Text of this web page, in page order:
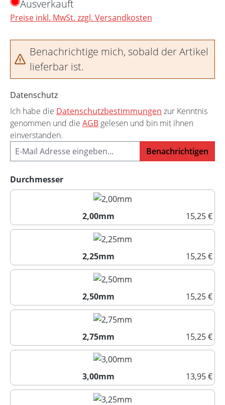
Ausverkauft
Preise inkl. MwSt. zzgl. Versandkosten
Benachrichtige mich, sobald der Artikel
lieferbar ist.
Datenschutz
Ich habe die Datenschutzbestimmungen zur Kenntnis
genommen und die AGB gelesen und bin mit ihnen
einverstanden.
Benachrichtigen
Durchmesserauswählen
2,00mm
15,25 €
2,00mm
2,25mm
15,25 €
2,25mm
2,50mm
15,25 €
2,50mm
2,75mm
15,25 €
2,75mm
3,00mm
13,95 €
3,00mm